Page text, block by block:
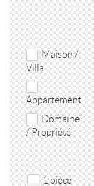
Maison /
Villa
Appartement
Domaine
/ Propriété
1 pièce